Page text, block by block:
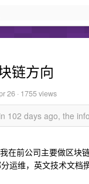
链方向
26 · 1755 views
102 days ago, the
在前公司主要做区块
运维，英文技术文档